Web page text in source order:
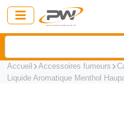
Accueil Accessoires fumeurs
Liquide Aromatique Menthol